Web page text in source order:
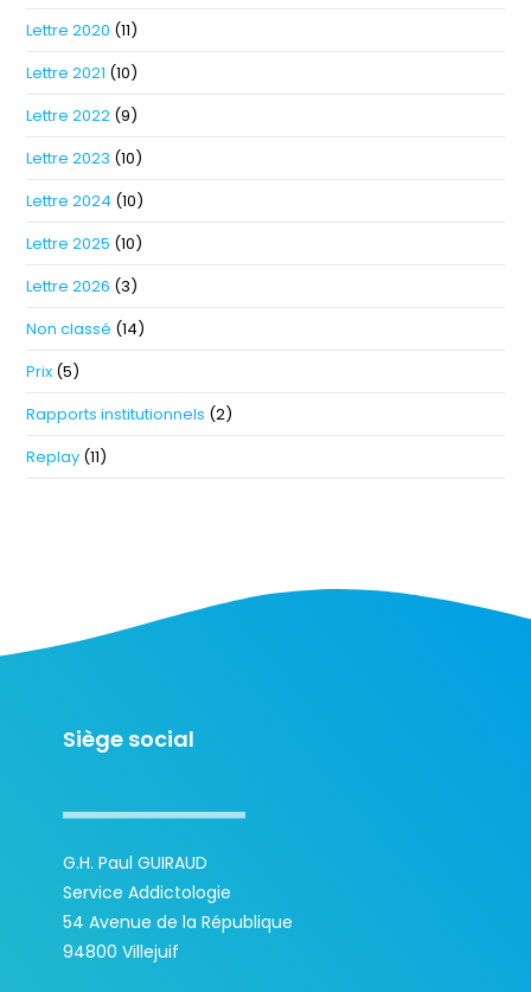
Lettre 2020 (11)
Lettre 2021 (10)
Lettre 2022 (9)
Lettre 2023 (10)
Lettre 2024 (10)
Lettre 2025 (10)
Lettre 2026 (3)
Non classé (14)
Prix (5)
Rapports institutionnels (2)
Replay (11)
Siège social
G.H. Paul GUIRAUD
Service Addictologie
54 Avenue de la République
94800 Villejuif